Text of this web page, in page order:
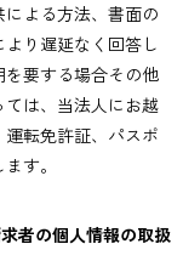
よる方法、書面の
り遅延なく回答し
要する場合その他
は、当法人にお越
転免許証、パスポ
す。
者の個人情報の取扱